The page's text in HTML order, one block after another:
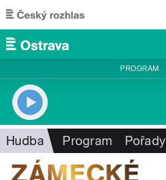
Přejít k hlavnímu obsahu
PROGRAM
Hudba Program Pořady